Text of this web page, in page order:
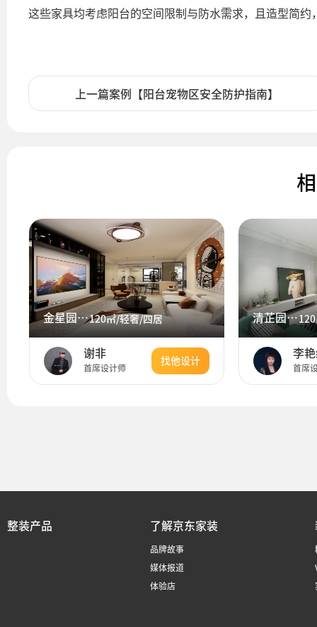
这些家具均考虑阳台的空间限制与防水需求，且造型简
上一篇案例【阳台宠物区安全防护指南】
金星园120平米现代轻奢，高级大气120㎡/轻奢/四居
谢非
首席设计师
找他设计
清芷园 120㎡ 现代简约
李
首席
整装产品 了解京东家装
品牌故事
媒体报道
体验店